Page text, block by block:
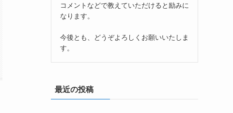
コメントなどで教えていただけると励みに
なります。
今後とも、どうぞよろしくお願いいたしま
す。
最近の投稿